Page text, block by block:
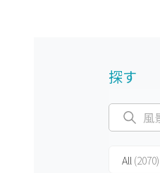
探す
All (2070)